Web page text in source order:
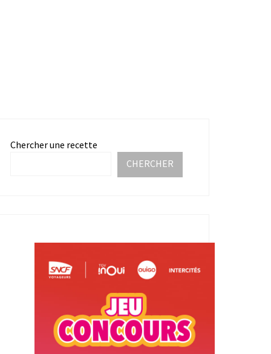
Chercher une recette
CHERCHER